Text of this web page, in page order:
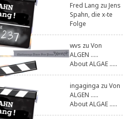
Fred Lang zuJens
Spahn, die x-te
Folge
wvs zuVon
ALGEN .....
About ALGAE .....
ingaginga zuVon
ALGEN .....
About ALGAE .....